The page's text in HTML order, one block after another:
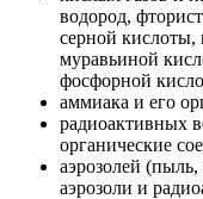
водород,
серной
муравьиной
фосфорной
аммиака и его
радиоактивных
органические
аэрозолей
аэрозоли и